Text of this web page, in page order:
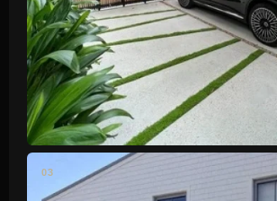
GARAGEM DUPLA
Acabamento premium
03